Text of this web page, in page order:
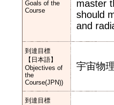
Goals of the
Course
master
should
and
到達目標
【日本語】
Objectives of
the
Course(JPN))
宇宙物
到達目標